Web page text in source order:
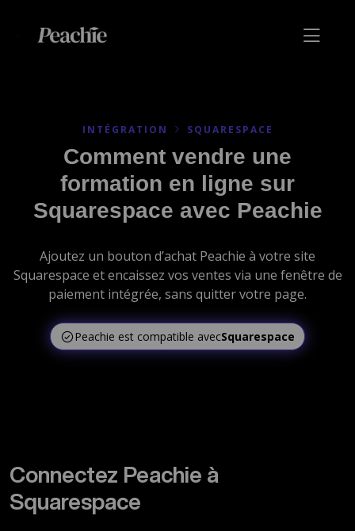
INTÉGRATION SQUARESPACE
Comment vendre une
formation en ligne sur
Squarespace avec Peachie
Ajoutez un bouton d’achat Peachie à votre site
Squarespace et encaissez vos ventes via une fenêtre de
paiement intégrée, sans quitter votre page.
Peachie est compatible avecSquarespace
Connectez Peachie à
Squarespace